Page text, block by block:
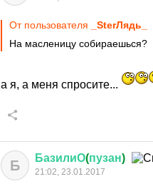
От пользователя
_SterЛядь_
На масленицу собираешься?
а я, а меня спросите...
Б БазилиО(пузан)
21:02, 23.01.2017